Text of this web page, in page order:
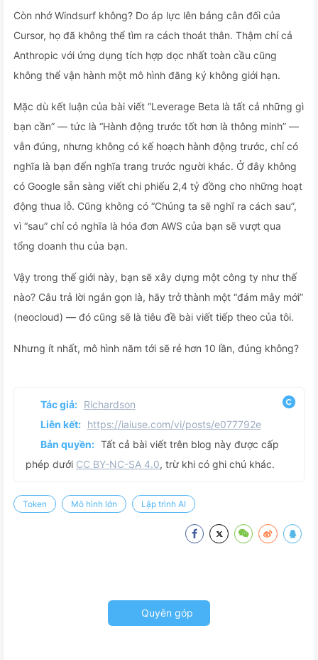
Còn nhớ Windsurf không? Do áp lực lên bảng cân đối của
Cursor, họ đã không thể tìm ra cách thoát thân. Thậm chí cả
Anthropic với ứng dụng tích hợp dọc nhất toàn cầu cũng
không thể vận hành một mô hình đăng ký không giới hạn.
Mặc dù kết luận của bài viết “Leverage Beta là tất cả những gì
bạn cần” — tức là “Hành động trước tốt hơn là thông minh” —
vẫn đúng, nhưng không có kế hoạch hành động trước, chỉ có
nghĩa là bạn đến nghĩa trang trước người khác. Ở đây không
có Google sẵn sàng viết chi phiếu 2,4 tỷ đồng cho những hoạt
động thua lỗ. Cũng không có “Chúng ta sẽ nghĩ ra cách sau”,
vì “sau” chỉ có nghĩa là hóa đơn AWS của bạn sẽ vượt qua
tổng doanh thu của bạn.
Vậy trong thế giới này, bạn sẽ xây dựng một công ty như thế
nào? Câu trả lời ngắn gọn là, hãy trở thành một “đám mây mới”
(neocloud) — đó cũng sẽ là tiêu đề bài viết tiếp theo của tôi.
Nhưng ít nhất, mô hình năm tới sẽ rẻ hơn 10 lần, đúng không?
Tác giả: Richardson
Liên kết: https://iaiuse.com/vi/posts/e077792e
Bản quyền: Tất cả bài viết trên blog này được cấp
phép dưới CC BY-NC-SA 4.0, trừ khi có ghi chú khác.
Token Mô hình lớn Lập trình AI
Quyên góp